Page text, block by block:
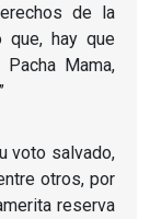
de la
que, hay que
Mama,
voto salvado,
otros, por
reserva